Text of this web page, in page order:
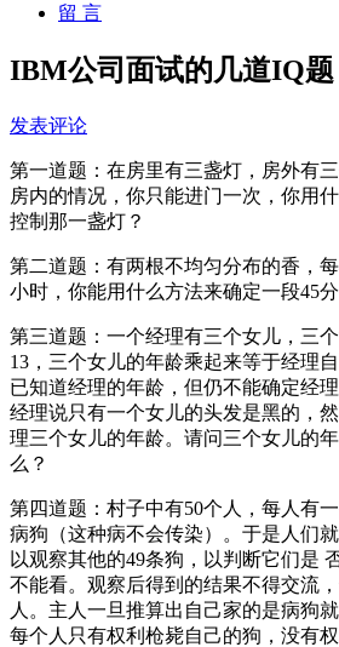
留 言
IBM公司面试的几道IQ题
发表评论
第一道题：在房里有三盏灯，房外有
房内的情况，你只能进门一次，你用
控制那一盏灯？
第二道题：有两根不均匀分布的香，
小时，你能用什么方法来确定一段45
第三道题：一个经理有三个女儿，三
13，三个女儿的年龄乘起来等于经理
已知道经理的年龄，但仍不能确定经
经理说只有一个女儿的头发是黑的，
理三个女儿的年龄。请问三个女儿的
么？
第四道题：村子中有50个人，每人有
病狗（这种病不会传染）。于是人们
以观察其他的49条狗，以判断它们是
不能看。观察后得到的结果不得交流
人。主人一旦推算出自己家的是病狗
每个人只有权利枪毙自己的狗，没有